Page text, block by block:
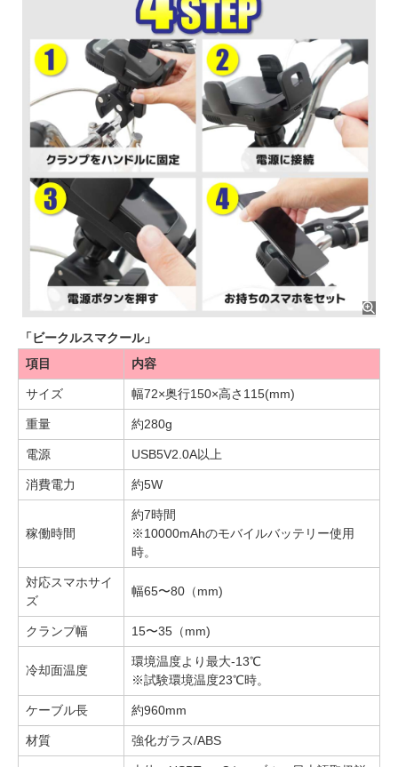
「ビークルスマクール」
項目
内容
サイズ 幅72×奥行150×高さ115(mm)
重量 約280g
電源 USB5V2.0A以上
消費電力 約5W
稼働時間
約7時間
※10000mAhのモバイルバッテリー使用
時。
対応スマホサイ
ズ
幅65〜80（mm)
クランプ幅 15〜35（mm)
冷却面温度
環境温度より最大-13℃
※試験環境温度23℃時。
ケーブル長 約960mm
材質 強化ガラス/ABS